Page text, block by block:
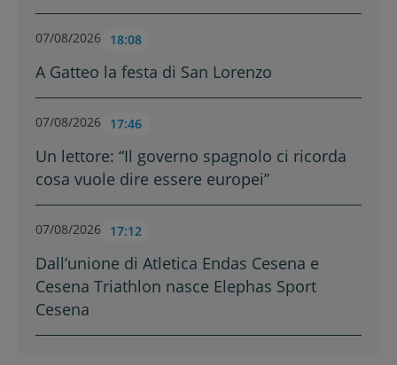
07/08/2026 18:08
A Gatteo la festa di San Lorenzo
07/08/2026 17:46
Un lettore: “Il governo spagnolo ci ricorda
cosa vuole dire essere europei”
07/08/2026 17:12
Dall’unione di Atletica Endas Cesena e
Cesena Triathlon nasce Elephas Sport
Cesena